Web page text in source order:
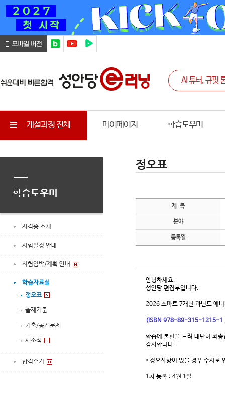
개설과정 전체 마이페이지 학습도우미
학습도우미
자격증 소개
시험일정 안내
시험임박/계획 안내
학습자료실
정오표
출제기준
기출/공개문제
새소식
합격수기
정오표
제 목
분야
등록일
안녕하세요.
성안당 편집부입니다.
2026 스마트 7개년 과년도 에
(ISBN 978-89-315-1215-1 /
학습에 불편을 드려 대단히 죄
감사합니다.
* 정오사항이 있을 경우 수시로
1차 등록 : 4월 1일